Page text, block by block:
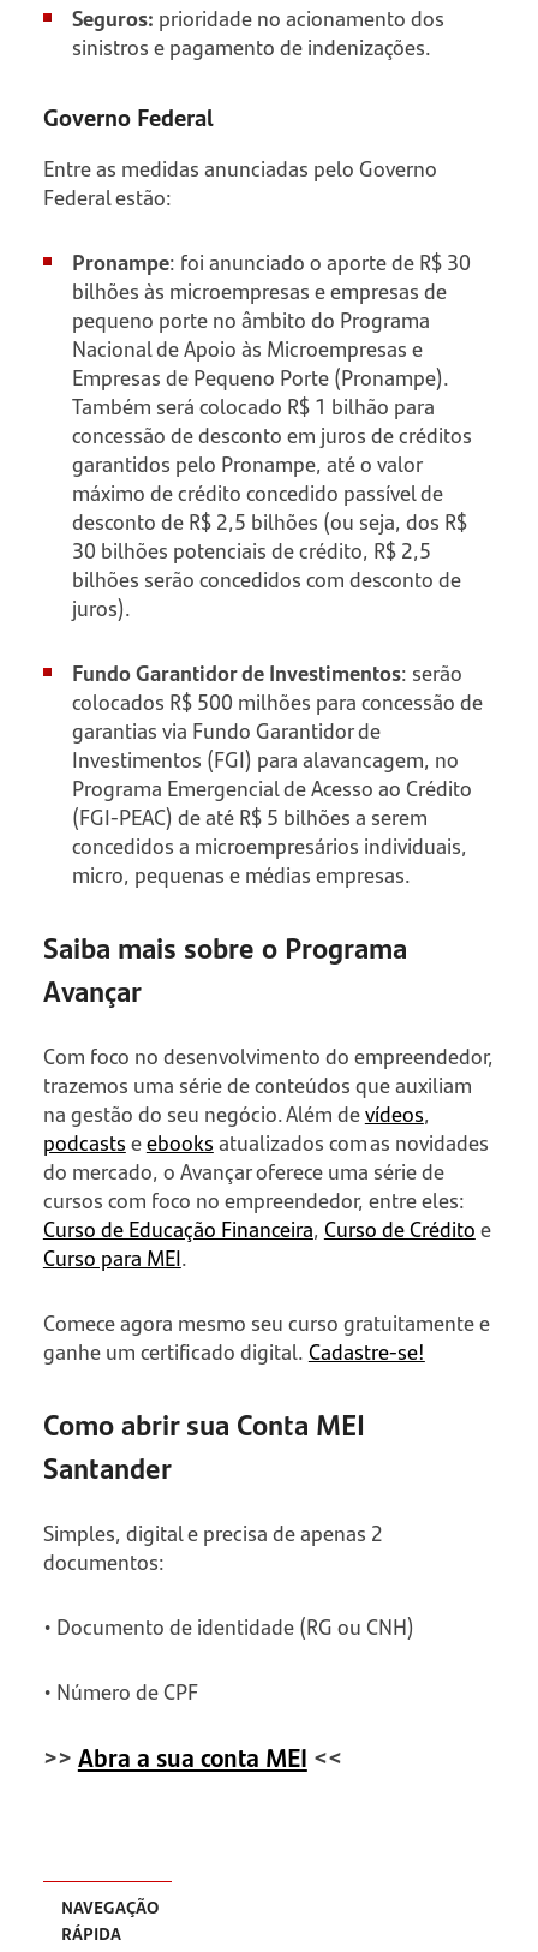
Seguros: prioridade no acionamento dos
sinistros e pagamento de indenizações.
Governo Federal
Entre as medidas anunciadas pelo Governo
Federal estão:
Pronampe: foi anunciado o aporte de R$ 30
bilhões às microempresas e empresas de
pequeno porte no âmbito do Programa
Nacional de Apoio às Microempresas e
Empresas de Pequeno Porte (Pronampe).
Também será colocado R$ 1 bilhão para
concessão de desconto em juros de créditos
garantidos pelo Pronampe, até o valor
máximo de crédito concedido passível de
desconto de R$ 2,5 bilhões (ou seja, dos R$
30 bilhões potenciais de crédito, R$ 2,5
bilhões serão concedidos com desconto de
juros).
Fundo Garantidor de Investimentos: serão
colocados R$ 500 milhões para concessão de
garantias via Fundo Garantidor de
Investimentos (FGI) para alavancagem, no
Programa Emergencial de Acesso ao Crédito
(FGI-PEAC) de até R$ 5 bilhões a serem
concedidos a microempresários individuais,
micro, pequenas e médias empresas.
Saiba mais sobre o Programa
Avançar
Com foco no desenvolvimento do empreendedor,
trazemos uma série de conteúdos que auxiliam
na gestão do seu negócio. Além devídeos,
podcastseebooksatualizados com as novidades
do mercado, o Avançar oferece uma série de
cursos com foco no empreendedor, entre eles:
Curso de Educação Financeira, Curso de Créditoe
Curso para MEI.
Comece agora mesmo seu curso gratuitamente e
ganhe um certificado digital.Cadastre-se!
Como abrir sua Conta MEI
Santander
Simples, digital e precisa de apenas 2
documentos:
• Documento de identidade (RG ou CNH)
• Número de CPF
>> Abra a sua conta MEI <<
NAVEGAÇÃO
RÁPIDA